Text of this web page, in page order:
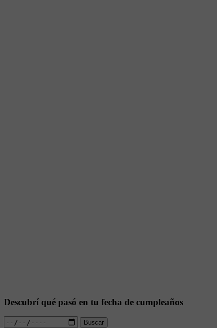
Descubrí qué pasó en tu fecha de cumpleaños
Buscar